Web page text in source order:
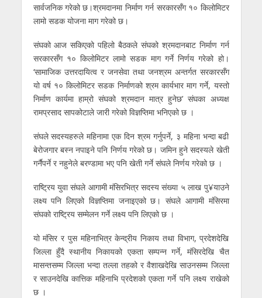
सार्वजनिक गरेको छ।श्रमदानमा निर्माण गर्न सरकारसँग १० किलोमिटर
लामो सडक योजना माग गरेको छ।
संघको आज सकिएको पहिलो बैठकले संघको श्रमदानबाट निर्माण गर्न
सरकारसँग १० किलोमिटर लामो सडक माग गर्ने निर्णय गरेको हो।
‘सामाजिक उत्तरदायित्व र जनसेवा तथा जनश्रम अन्तर्गत सरकारसँग
यो वर्ष १० किलोमिटर सडक निर्माणको श्रम कार्यभार माग गर्ने, यस्तो
निर्माण कार्यमा हाम्रो संघको श्रमदान मात्र हुनेछ’ संघका अध्यक्ष
रामप्रसाद सापकोटाले जारी गरेको विज्ञप्तिमा भनिएको छ ।
संघले सदस्यहरुले महिनामा एक दिन श्रम गर्नुपर्ने, ३ महिना भन्दा बढी
बेरोजगार बस्न नपाइने पनि निर्णय गरेको छ। जमिन हुने सदस्यले खेती
गर्नैपर्ने र नहुनेले बरण्डामा भए पनि खेती गर्ने संघले निर्णय गरेको छ ।
राष्ट्रिय युवा संघले आगामी मंसिरभित्र सदस्य संख्या ५ लाख पु¥याउने
लक्ष्य पनि लिएको विज्ञप्तिमा जनाइएको छ। संघले आगामी मंसिरमा
संघको राष्ट्रिय सम्मेलन गर्ने लक्ष्य पनि लिएको छ ।
यो मंसिर र पुस महिनाभित्र केन्द्रीय निकाय तथा विभाग, प्रदेशदेखि
जिल्ला हुँदै स्थानीय निकायको एकता सम्पन्न गर्ने, मंसिरदेखि चैत
मासन्तसम्म जिल्ला भन्दा तल्ला तहको र वैशाखदेखि साउनसम्म जिल्ला
र साउनदेखि कात्तिक महिनाभि प्रदेशको एकता गर्ने पनि लक्ष्य राखेको
छ ।